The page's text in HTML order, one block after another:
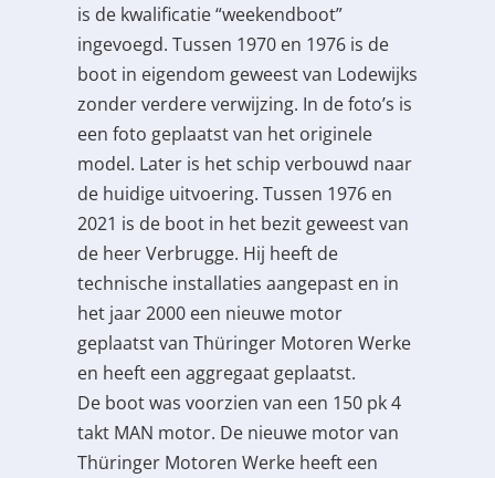
is de kwalificatie “weekendboot”
ingevoegd. Tussen 1970 en 1976 is de
boot in eigendom geweest van Lodewijks
zonder verdere verwijzing. In de foto’s is
een foto geplaatst van het originele
model. Later is het schip verbouwd naar
de huidige uitvoering. Tussen 1976 en
2021 is de boot in het bezit geweest van
de heer Verbrugge. Hij heeft de
technische installaties aangepast en in
het jaar 2000 een nieuwe motor
geplaatst van Thüringer Motoren Werke
en heeft een aggregaat geplaatst.
De boot was voorzien van een 150 pk 4
takt MAN motor. De nieuwe motor van
Thüringer Motoren Werke heeft een